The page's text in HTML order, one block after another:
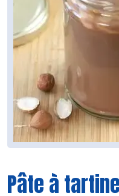
Pâte à